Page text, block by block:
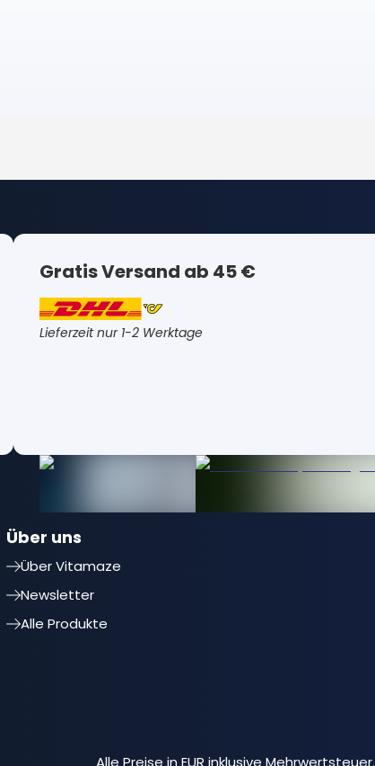
Gratis Versand ab 45 €
Lieferzeit nur 1-2 Werktage
Über uns
Über Vitamaze
Newsletter
Alle Produkte
Alle Preise in EUR inklusive Mehrwertsteuer.